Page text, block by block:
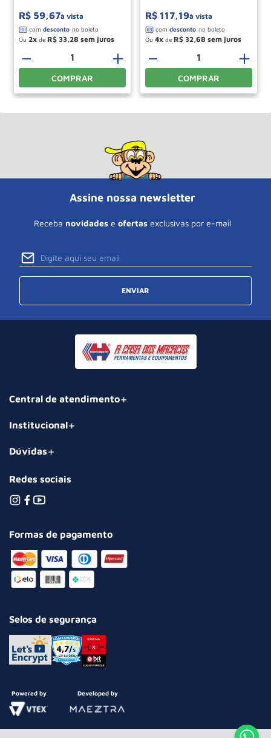
R$ 59,67à vista
Ou 2 de R$ 33 28
＋
－
COMPRAR
R$ 117,19à vista
Ou 4 de R$ 32 68
＋
－
COMPRAR
Assine nossa newsletter
Receba novidades e ofertas exclusivas por e-mail
ENVIAR
Central de atendimento
Institucional
Dúvidas
Redes sociais
Formas de pagamento
Selos de segurança
Powered by Developed by